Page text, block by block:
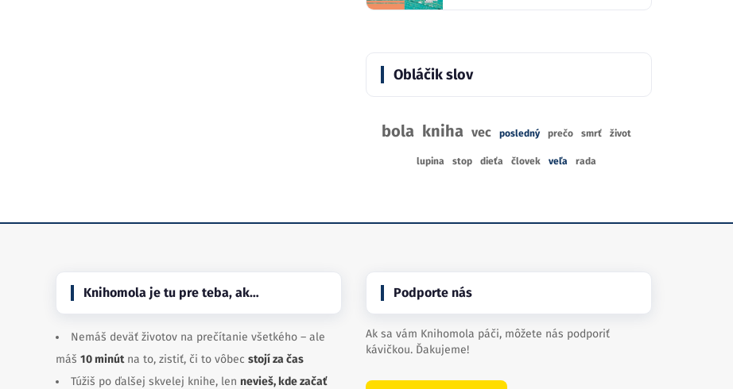
Obláčik slov
bola kniha vec posledný prečo smrť život
lupina stop dieťa človek veľa rada
Knihomola je tu pre teba, ak…
Nemáš deväť životov na prečítanie všetkého – ale
máš 10 minútna to, zistiť, či to vôbec stojí za čas
Túžiš po ďalšej skvelej knihe, len nevieš, kde začať
Podporte nás
Ak sa vám Knihomola páči, môžete nás podporiť
kávičkou. Ďakujeme!